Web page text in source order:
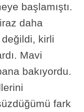
başlamıştı.
daha
kirli
Mavi
bakıyordu.
fark